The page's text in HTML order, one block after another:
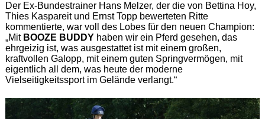
Der Ex-Bundestrainer Hans Melzer, der die von Bettina Hoy,
Thies Kaspareit und Ernst Topp bewerteten Ritte
kommentierte, war voll des Lobes für den neuen Champion:
„Mit BOOZE BUDDYhaben wir ein Pferd gesehen, das
ehrgeizig ist, was ausgestattet ist mit einem großen,
kraftvollen Galopp, mit einem guten Springvermögen, mit
eigentlich all dem, was heute der moderne
Vielseitigkeitssport im Gelände verlangt.“